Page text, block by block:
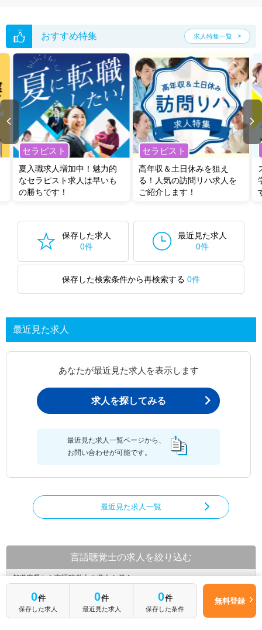
い。
おすすめ特集 求人特集一覧
セラピスト
夏入職求人増加中！魅力的
なセラピスト求人は早いも
の勝ちです！
セラピスト
高年収＆土日休みを狙え
る！人気の訪問リハ求人を
ご紹介します！
保存した求人
0件
最近見た求人
0件
保存した検索条件から再検索する 0件
最近見た求人
あなたが最近見た求人を表示します
求人を探してみる
最近見た求人一覧ページから、
お問い合わせが可能です。
最近見た求人一覧
0件
保存した求人
0件
最近見た求人
0件
保存した条件
無料登録
言語聴覚士の求人を絞り込む
都道府県から言語聴覚士の求人を探す
北海道 青森県
宮城県
秋田県
山形県